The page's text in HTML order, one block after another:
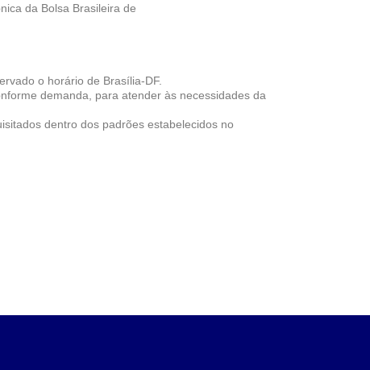
da Bolsa Brasileira de
o horário de Brasília-DF.
demanda, para atender às necessidades da
dentro dos padrões estabelecidos no